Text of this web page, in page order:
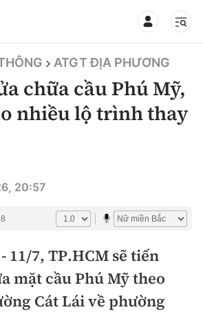
ATGT ĐỊA PHƯƠNG
chữa cầu Phú Mỹ,
nhiều lộ trình thay
20:57
11/7, TP.HCM sẽ tiến
mặt cầu Phú Mỹ theo
Cát Lái về phường